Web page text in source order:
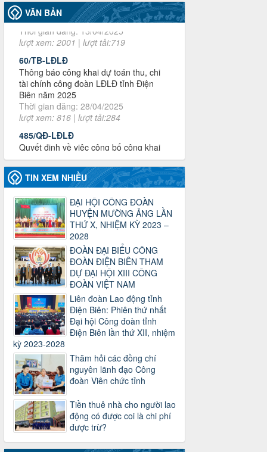
VĂN BẢN
60/TB-LĐLĐ
Thông báo công khai dự toán thu, chi
tài chính công đoàn LĐLĐ tỉnh Điện
Biên năm 2025
Thời gian đăng: 28/04/2025
lượt xem: 816 | lượt tải:284
485/QĐ-LĐLĐ
Quyết định về việc công bố công khai
quyết toán ngân sách nhà nước năm
2024
Thời gian đăng: 29/04/2025
lượt xem: 914 | lượt tải:253
2930/TLĐ-TC
Công văn số 2930/TLĐ-TC, ngày
31/12/2024 của Tổng LĐLĐ Việt Nam
về việc quy định tỷ lệ phân phối tự động
KPCĐ 2% qua tài khoản Công đoàn
Việt Nam về các cấp Công đoàn năm
2025
Thời gian đăng: 06/01/2025
lượt xem: 1064 | lượt tải:437
47-TTCĐ/BTGTU
Thông tin chuyên đề: Một số nôi dung
về sắp xếp tổ chức bộ máy của hệ
thống chính trị tinh gọn, hoạt động hiệu
lực, hiệu quả
Thời gian đăng: 25/12/2024
lượt xem: 1220 | lượt tải:339
37/HD-TLĐ
Hướng dẫn Công đoàn với việc tổ chức
và hoạt động của Ban Thanh tra Nhân
dân
Thời gian đăng: 27/12/2024
lượt xem: 4940 | lượt tải:1349
35/HD-TLĐ
Hướng dẫn thực hiện một số nội dung
TIN XEM NHIỀU
ĐẠI HỘI CÔNG ĐOÀN
HUYỆN MƯỜNG ẢNG LẦN
THỨ X, NHIỆM KỲ 2023 –
2028
ĐOÀN ĐẠI BIỂU CÔNG
ĐOÀN ĐIỆN BIÊN THAM
DỰ ĐẠI HỘI XIII CÔNG
ĐOÀN VIỆT NAM
Liên đoàn Lao động tỉnh
Điện Biên: Phiên thứ nhất
Đại hội Công đoàn tỉnh
Điện Biên lần thứ XII, nhiệm
kỳ 2023-2028
Thăm hỏi các đồng chí
nguyên lãnh đạo Công
đoàn Viên chức tỉnh
Tiền thuê nhà cho người lao
động có được coi là chi phí
được trừ?